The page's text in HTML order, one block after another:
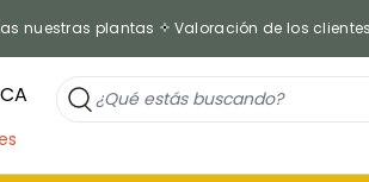
nuestras plantas Valoración de los